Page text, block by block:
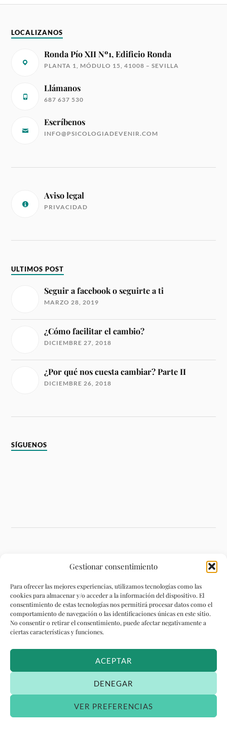
Gestionar consentimiento
Para ofrecer las mejores experiencias, utilizamos tecnologías como las
cookies para almacenar y/o acceder a la información del dispositivo. El
consentimiento de estas tecnologías nos permitirá procesar datos como el
comportamiento de navegación o las identificaciones únicas en este sitio.
No consentir o retirar el consentimiento, puede afectar negativamente a
ciertas características y funciones.
ACEPTAR
DENEGAR
VER PREFERENCIAS
LOCALIZANOS
Ronda Pío XII Nº1, Edificio Ronda
PLANTA 1, MÓDULO 15, 41008 – SEVILLA
Llámanos
687 637 530
Escríbenos
INFO@PSICOLOGIADEVENIR.COM
Aviso legal
PRIVACIDAD
ULTIMOS POST
Seguir a facebook o seguirte a ti
MARZO 28, 2019
¿Cómo facilitar el cambio?
DICIEMBRE 27, 2018
¿Por qué nos cuesta cambiar? Parte II
DICIEMBRE 26, 2018
SÍGUENOS
5.0
Basado en 1 reseñas.
powered byGoogle
valóranos en